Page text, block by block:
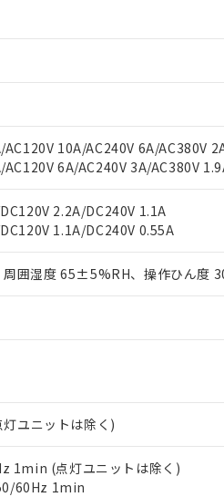
10A/AC240V 6A/AC380V
6A/AC240V 3A/AC380V
2.2A/DC240V 1.1A
1.1A/DC240V 0.55A
囲湿度 65±5%RH、操作ひん度
ユニットは除く)
1min (点灯ユニットは除く)
60Hz 1min
標準価格はお客様のお取引先、ま
ださい。
店や当社販売拠点は「販売ネット
格結果を当社の事前の承諾なく第
リスト作成サービス）をご利用い
ト上で当社にご登録された部品リ
ビスに関するお客様との取引・商
は、"個人情報の共同利用に関して"
制御機器に対する適用除外項目は除く。
により、予定月が前後することがあ
ロード
ロードすることができます。
含有証明書
基準）
含有を証明するもので、過去に遡
エステル類４物質の対応では、対
応日を記載しておりました。
庫切替を完了していることから、
が中国RoHSの基準値以下であるこ
が中国RoHSの基準値を超えている
：
、 Cd(カドミウム) : 100ppm、
ポリ臭化ビフェニル類) : 1000ppm、
DIBP(フタル酸ジイソブチル) : 1000ppm、
ル)) : 1000ppm
のすべてが基準値以下であること
おいて有害物質が外部に漏えいし
品のうち、外国為替および外国貿
兵器、ミサイル、化学兵器、生物
ません。
三者に販売する場合は、上記1、2
よび販売に係わる関係者が違法に
あり
いが在庫あり
庫状況については、お客様のお取
販売員にご確認ください)
た在庫状況の情報を公開していな